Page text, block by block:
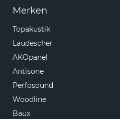
Merken
Topakustik
Laudescher
AKOpanel
Antisone
Perfosound
Woodline
Baux